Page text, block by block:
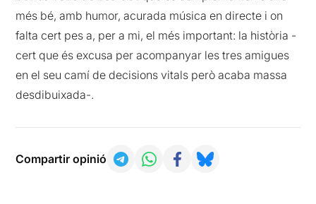
més bé, amb humor, acurada música en directe i on
falta cert pes a, per a mi, el més important: la història -
cert que és excusa per acompanyar les tres amigues
en el seu camí de decisions vitals però acaba massa
desdibuixada-.
Compartir opinió